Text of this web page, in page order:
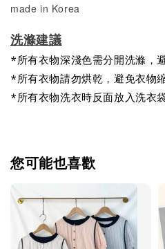
made in Korea
洗滌建議
*所有衣物深淺色需分開洗滌，
*所有衣物請勿烘乾，避免衣物
*所有衣物洗衣時反面放入洗衣
您可能也喜歡